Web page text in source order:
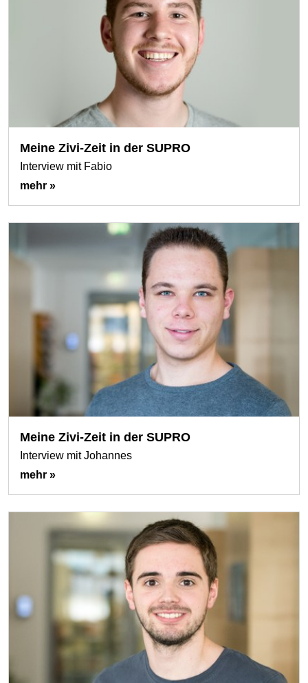
Meine Zivi-Zeit in der SUPRO
Interview mit Fabio
mehr »
Meine Zivi-Zeit in der SUPRO
Interview mit Johannes
mehr »